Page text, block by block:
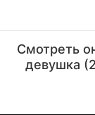
(играет саму
Смотреть
девушка